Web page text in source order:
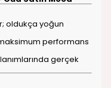
oldukça yoğun
performans
gerçek